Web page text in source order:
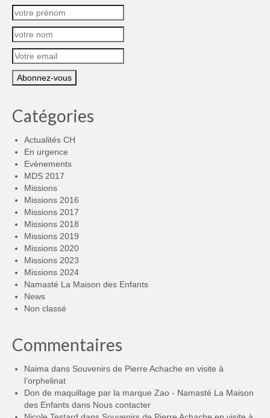
Catégories
Actualités CH
En urgence
Evènements
MDS 2017
Missions
Missions 2016
Missions 2017
Missions 2018
Missions 2019
Missions 2020
Missions 2023
Missions 2024
Namasté La Maison des Enfants
News
Non classé
Commentaires
Naima dans Souvenirs de Pierre Achache en visite à
l’orphelinat
Don de maquillage par la marque Zao - Namasté La Maison
des Enfants dans Nous contacter